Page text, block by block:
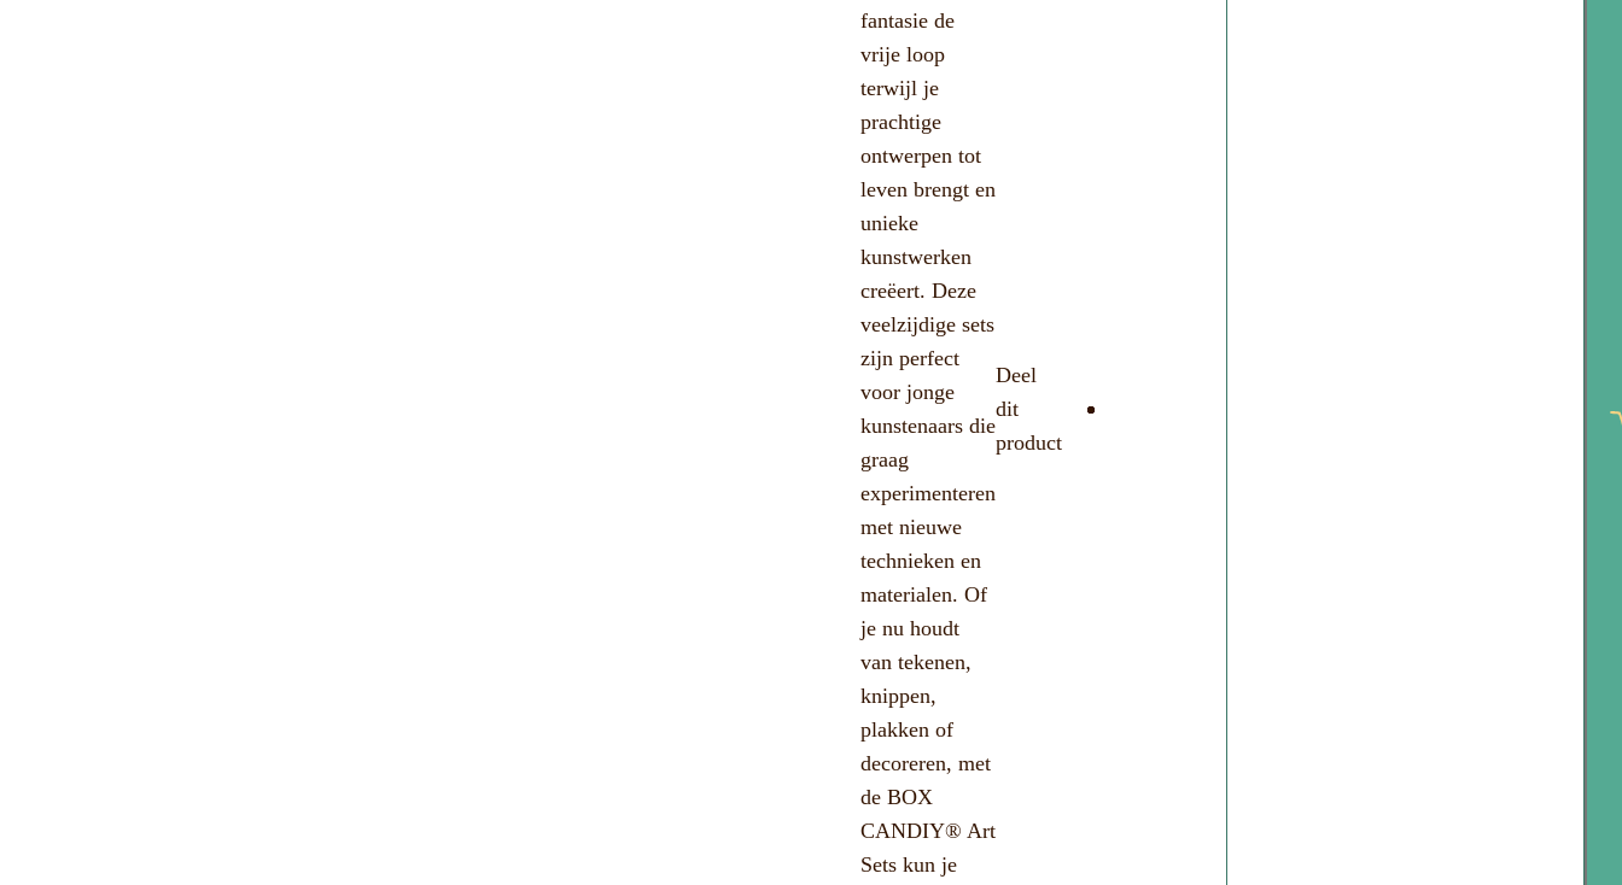
fantasie de
vrije loop
terwijl je
prachtige
ontwerpen tot
leven brengt en
unieke
kunstwerken
creëert. Deze
veelzijdige sets
zijn perfect
voor jonge
kunstenaars die
graag
experimenteren
met nieuwe
technieken en
materialen. Of
je nu houdt
van tekenen,
knippen,
plakken of
decoreren, met
de BOX
CANDIY® Art
Sets kun je
Deel
dit
product